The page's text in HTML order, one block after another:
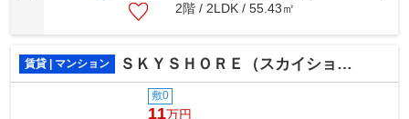
2階 / 2LDK / 55.43㎡
賃貸 | マンション ＳＫＹＳＨＯＲＥ（スカイショア）
敷0
11万円